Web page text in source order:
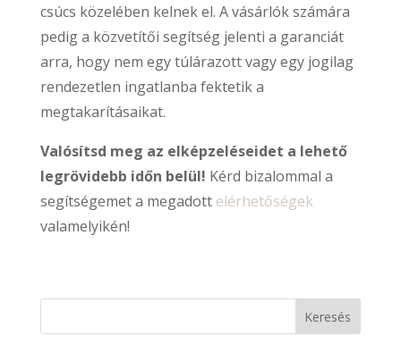
csúcs közelében kelnek el. A vásárlók számára
pedig a közvetítői segítség jelenti a garanciát
arra, hogy nem egy túlárazott vagy egy jogilag
rendezetlen ingatlanba fektetik a
megtakarításaikat.
Valósítsd meg az elképzeléseidet a lehető
legrövidebb időn belül! Kérd bizalommal a
segítségemet a megadott elérhetőségek
valamelyikén!
Keresés